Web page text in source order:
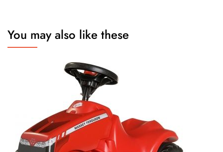
You may also like these